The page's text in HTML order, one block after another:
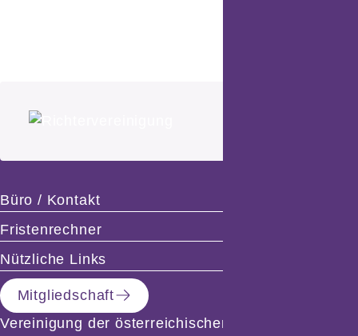
Büro / Kontakt
Fristenrechner
Nützliche Links
Mitgliedschaft
Vereinigung der österreichischen Richterinnen und